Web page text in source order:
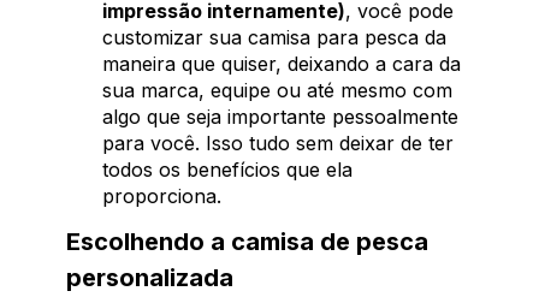
impressão internamente), você pode
customizar sua camisa para pesca da
maneira que quiser, deixando a cara da
sua marca, equipe ou até mesmo com
algo que seja importante pessoalmente
para você. Isso tudo sem deixar de ter
todos os benefícios que ela
proporciona.
Escolhendo a camisa de pesca
personalizada